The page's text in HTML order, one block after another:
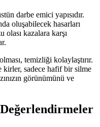
darbe emici yapısıdır.
oluşabilecek hasarları
kazalara karşı
temizliği kolaylaştırır.
kirler, sadece hafif bir silme
görünümünü ve